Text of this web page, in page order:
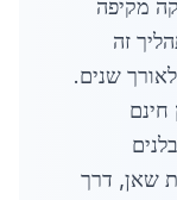
מקיפה
זה
שנים.
חינם
שאן, דרך